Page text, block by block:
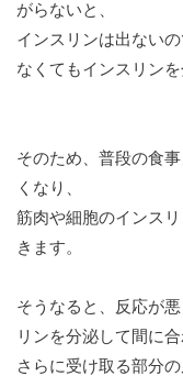
がらないと、
インスリンは出ない
なくてもインスリン
そのため、普段の食
くなり、
筋肉や細胞のインス
きます。
そうなると、反応が
リンを分泌して間に合
さらに受け取る部分